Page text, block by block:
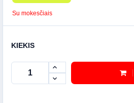
Su mokesčiais
KIEKIS